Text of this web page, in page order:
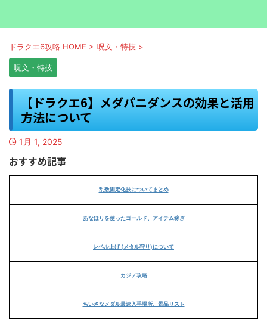
ドラクエ6攻略 HOME > 呪文・特技 >
呪文・特技
【ドラクエ6】メダパニダンスの効果と活用
方法について
1月 1, 2025
おすすめ記事
乱数固定化技についてまとめ
あなほりを使ったゴールド、アイテム稼ぎ
レベル上げ (メタル狩り)について
カジノ攻略
ちいさなメダル最速入手場所、景品リスト